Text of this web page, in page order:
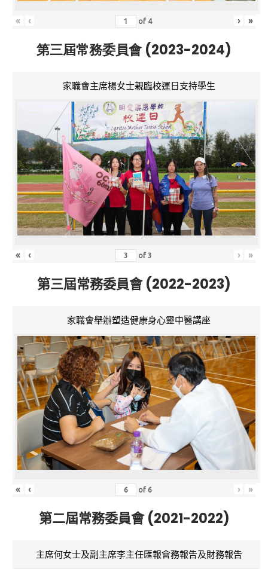
« ‹ of 4 › »
第三屆常務委員會 (2023-2024)
家職會主席楊女士親臨校運日支持學生
« ‹ of3 › »
第三屆常務委員會 (2022-2023)
家職會舉辦塑造健康身心靈中醫講座
« ‹ of 6 › »
第二屆常務委員會 (2021-2022)
主席何女士及副主席李主任匯報會務報告及財務報告